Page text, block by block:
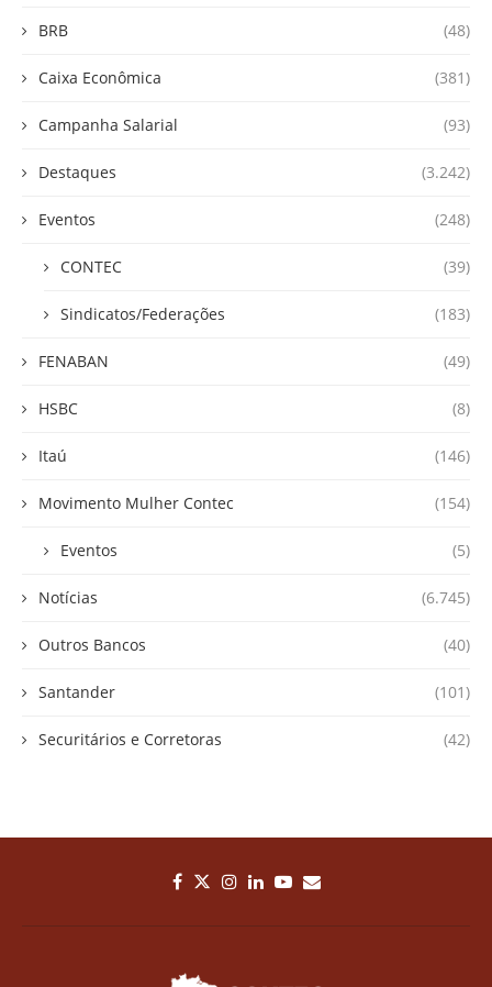
BRB (48)
Caixa Econômica (381)
Campanha Salarial (93)
Destaques (3.242)
Eventos (248)
CONTEC (39)
Sindicatos/Federações (183)
FENABAN (49)
HSBC (8)
Itaú (146)
Movimento Mulher Contec (154)
Eventos (5)
Notícias (6.745)
Outros Bancos (40)
Santander (101)
Securitários e Corretoras (42)